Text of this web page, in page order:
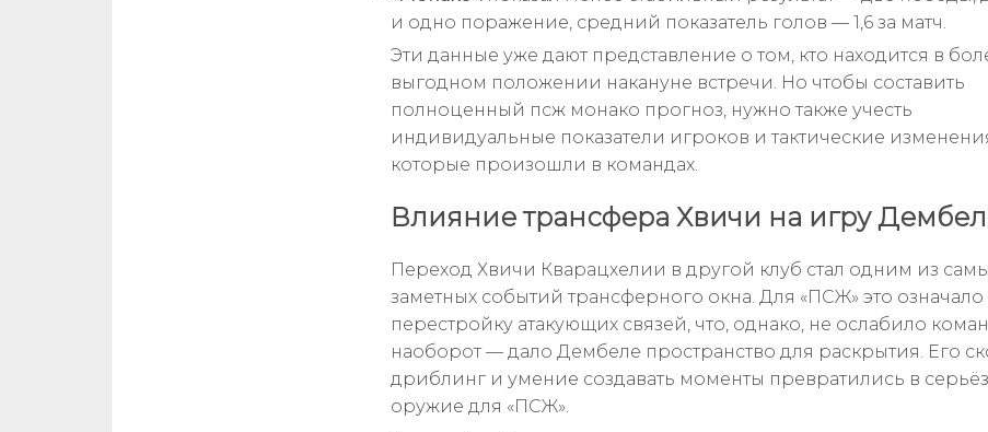
и одно поражение, средний показатель голов — 1,6 за матч.
Эти данные уже дают представление о том, кто находится в
выгодном положении накануне встречи. Но чтобы составить
полноценный псж монако прогноз, нужно также учесть
индивидуальные показатели игроков и тактические
которые произошли в командах.
Влияние трансфера Хвичи на игру
Переход Хвичи Кварацхелии в другой клуб стал одним из
заметных событий трансферного окна. Для «ПСЖ» это означало
перестройку атакующих связей, что, однако, не ослабило
наоборот — дало Дембеле пространство для раскрытия. Его
дриблинг и умение создавать моменты превратились в
оружие для «ПСЖ».